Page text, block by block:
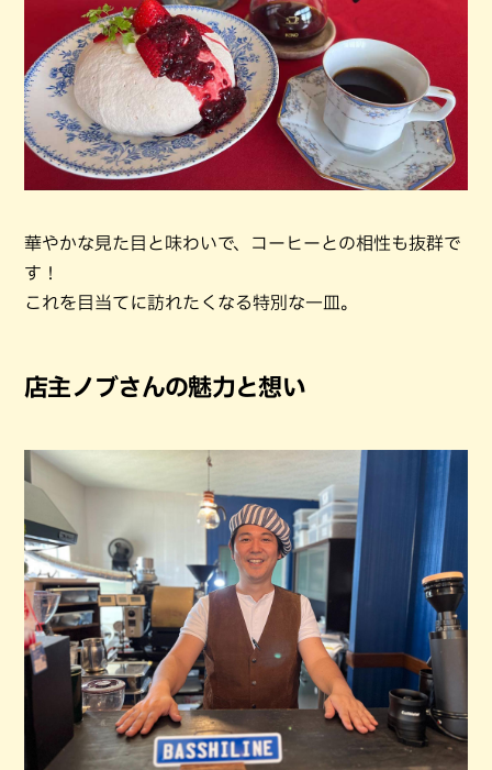
華やかな見た目と味わいで、コーヒーとの相性も抜群で
す！
これを目当てに訪れたくなる特別な一皿。
店主ノブさんの魅力と想い